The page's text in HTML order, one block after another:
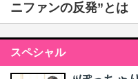
ニファンの反発”とは
スペシャル